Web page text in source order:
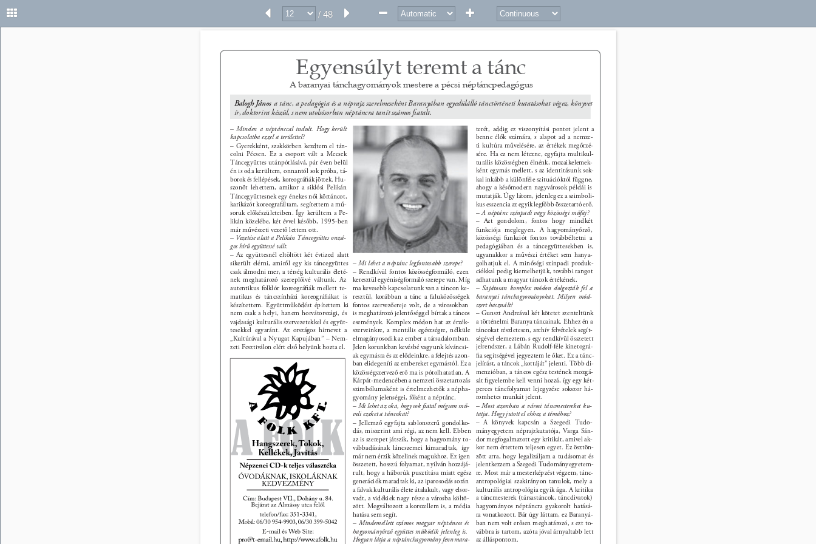
/ 48
Egyensúlyt teremt a tánc
A baranyai tánchagyományok mestere a pécsi néptáncpedagógus
Balogh János a tánc, a pedagógia és a néprajz szerelmeseként Baranyában egyedülálló tánctörténeti kutatásokat végez, könyvet
ír, doktorira készül, s nem utolsósorban néptáncra tanít számos ﬁatalt.
– Minden a néptánccal indult. Hogy került
kapcsolatba ezzel a területtel?
– Gyerekként, szakkörben kezdtem el tán-
colni Pécsen. Ez a csoport vált a Mecsek
Táncegyüttes utánpótlásává, pár éven belül
én is oda kerültem, onnantól sok próba, tá-
borok és fellépések, koreográﬁák jöttek. Hu-
szonöt lehettem, amikor a siklósi Pelikán
Táncegyüttesnek egy énekes női körtáncot,
karikázót koreografáltam, segítettem a mű-
soruk előkészületeiben. Így kerültem a Pe-
likán közelébe, két évvel később, 1995-ben
már művészeti vezető lettem ott.
– Vezetése alatt a Pelikán Táncegyüttes orszá-
gos hírű együttessé vált.
– Az együttesnél eltöltött két évtized alatt
sikerült elérni, amiről egy kis táncegyüttes
csak álmodni mer, a térség kulturális életé-
nek meghatározó szereplőivé váltunk. Az
autentikus folklór koreográﬁák mellett te-
matikus és táncszínházi koreográﬁákat is
készítettem. Együttműködést építettem ki
nem csak a helyi, hanem horvátországi, és
vajdasági kulturális szervezetekkel és együt-
tesekkel egyaránt. Az országos hírnevet a
„Kultúrával a Nyugat Kapujában” – Nem-
zeti Fesztiválon elért első helyünk hozta el.
– Mi lehet a néptánc legfontosabb szerepe?
– Rendkívül fontos közösségformáló, ezen
keresztül egyéniségformáló szerepe van. Míg
ma kevesebb kapcsolatunk van a táncon ke-
resztül, korábban a tánc a faluközösségek
fontos szervezőereje volt, de a városokban
is meghatározó jelentőséggel bírtak a táncos
események. Komplex módon hat az érzék-
szerveinkre, a mentális egészségre, nélküle
elmagányosodik az ember a társadalomban.
Jelen korunkban kevésbé vagyunk kíváncsi-
ak egymásra és az elődeinkre, a felejtés azon-
ban elidegeníti az embereket egymástól. Ez a
közösségszervező erő ma is pótolhatatlan. A
Kárpát-medencében a nemzeti összetartozás
szimbólumaként is értelmezhetők a népha-
gyomány jelenségei, főként a néptánc.
– Mi lehet az oka, hogy sok ﬁatal mégsem mű-
veli ezeket a táncokat?
– Jellemző egyfajta sablonszerű gondolko-
dás, miszerint ami régi, az nem kell. Ebben
az is szerepet játszik, hogy a hagyomány to-
vábbadásának láncszemei kimaradtak, így
már nem érzik közelinek magukhoz. Ez igen
összetett, hosszú folyamat, nyilván hozzájá-
rult, hogy a háborúk pusztítása miatt egész
generációk maradtak ki, az iparosodás során
a falvak kulturális élete átalakult, vagy elsor-
vadt, a vidékiek nagy része a városba költö-
zött. Megváltozott a korszellem is, a média
hatása sem segít.
– Mindemellett számos magyar néptáncos és
hagyományőrző együttes működik jelenleg is.
Hogyan látja a néptánchagyomány fennmara-
terét, addig ez viszonyítási pontot jelent a
benne élők számára, s alapot ad a nemze-
ti kultúra művelésére, az értékek megőrzé-
sére. Ha ez nem létezne, egyfajta multikul-
turális közösségben élnénk, mozaikelemek-
ként egymás mellett, s az identitásunk sok-
kal inkább a különféle szituációktól függne,
ahogy a későmodern nagyvárosok példái is
mutatják. Úgy látom, jelenleg ez a szimboli-
kus esszencia az egyik legfőbb összetartó erő.
– A néptánc színpadi vagy közösségi műfaj?
– Azt gondolom, fontos hogy mindkét
funkciója meglegyen. A hagyományőrző,
közösségi funkciót fontos továbbéltetni a
pedagógiában és a táncegyüttesekben is,
ugyanakkor a művészi értéket sem hanya-
golhatjuk el. A minőségi színpadi produk-
ciókkal pedig kiemelhetjük, további rangot
adhatunk a magyar táncok értékének.
– Sajátosan komplex módon dolgozták fel a
baranyai tánchagyományokat. Milyen mód-
szert használt?
– Gunszt Andreával két kötetet szenteltünk
a történelmi Baranya táncainak. Ehhez én a
táncokat részletesen, archív felvételek segít-
ségével elemeztem, s egy rendkívül összetett
jelrendszer, a Lábán Rudolf-féle kinetográ-
ﬁa segítségével jegyeztem le őket. Ez a tánc-
jelírást, a táncok „kottáját” jelenti. Több di-
menzióban, a táncos egész testének mozgá-
sát ﬁgyelembe kell venni hozzá, így egy két-
perces táncfolyamat lejegyzése sokszor há-
romhetes munkát jelent.
– Most azonban a városi táncmestereket ku-
tatja. Hogy jutott el ehhez a témához?
– A könyvek kapcsán a Szegedi Tudo-
mányegyetem néprajzkutatója, Varga Sán-
dor megfogalmazott egy kritikát, amivel ak-
kor nem értettem teljesen egyet. Ez ösztön-
zött arra, hogy legalizáljam a tudásomat és
jelentkezzem a Szegedi Tudományegyetem-
re. Most már a mesterképzést végzem, tánc-
antropológiai szakirányon tanulok, mely a
kulturális antropológia egyik ága. A kritika
a táncmesterek (társastáncok, táncdivatok)
hagyományos néptáncra gyakorolt hatásá-
ra vonatkozott. Bár úgy láttam, ez Baranyá-
ban nem volt erősen meghatározó, s ezt to-
vábbra is tartom, azóta jóval árnyaltabb lett
az álláspontom.